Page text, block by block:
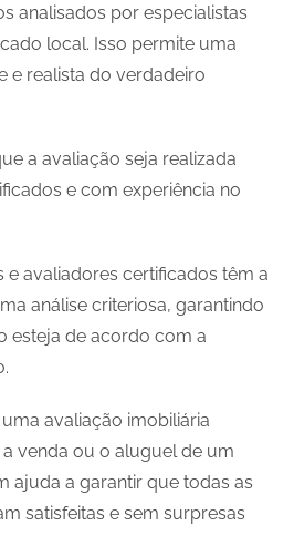
analisados por especialistas
local. Isso permite uma
e realista do verdadeiro
a avaliação seja realizada
e com experiência no
e avaliadores certificados têm a
análise criteriosa, garantindo
esteja de acordo com a
avaliação imobiliária
venda ou o aluguel de um
ajuda a garantir que todas as
satisfeitas e sem surpresas